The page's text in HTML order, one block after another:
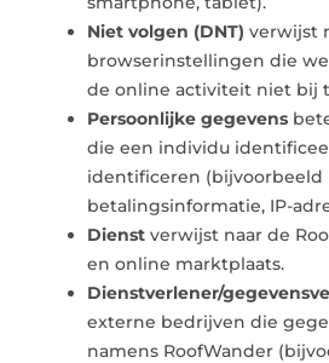
Niet volgen (DNT) verwijst
browserinstellingen die
de online activiteit niet bij
Persoonlijke gegevens
die een individu
identificeren (bijvoorbeeld
betalingsinformatie, IP-
Dienst verwijst naar de
en online marktplaats.
Dienstverlener/
externe bedrijven die
namens RoofWander